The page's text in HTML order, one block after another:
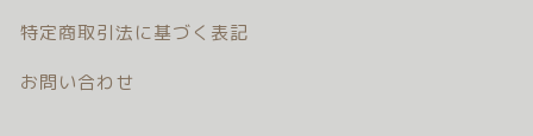
特定商取引法に基づく表記
お問い合わせ